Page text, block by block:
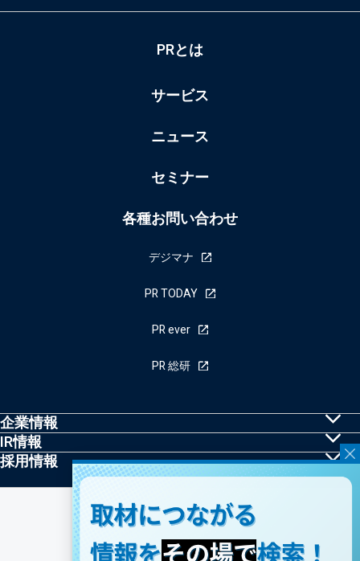
PRとは
サービス
ニュース
セミナー
各種お問い合わせ
デジマナ
PR TODAY
PR ever
PR 総研
企業情報
共同PRとは
トップメッセージ
経営理念・行動規範
IR情報
株主・投資家の皆様へ
業績ハイライト
採用情報
採用情報
個人情報保護方針
情報セキュリティポリシーについて